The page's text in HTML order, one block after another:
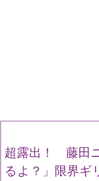
超露出！ 藤田
るよ？」限界